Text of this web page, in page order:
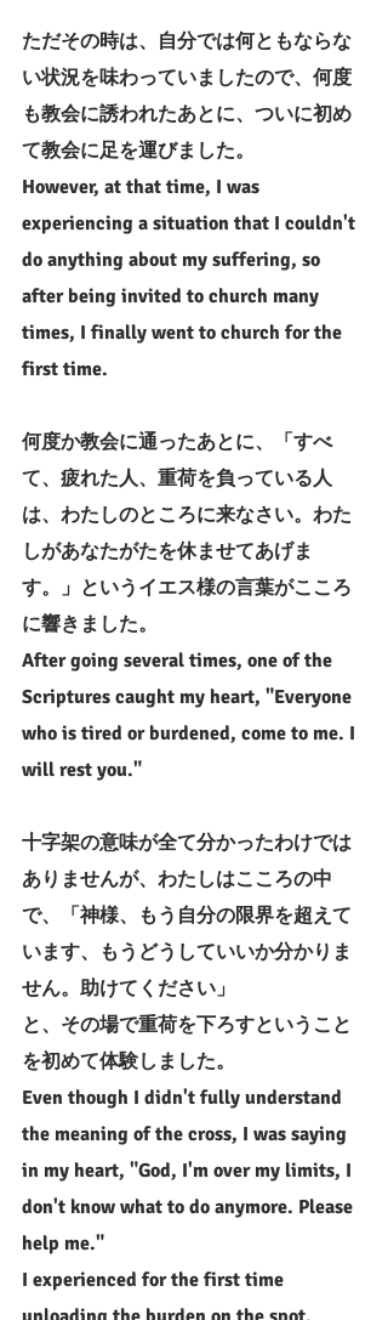
ただその時は、自分では何ともならな
い状況を味わっていましたので、何度
も教会に誘われたあとに、ついに初め
て教会に足を運びました。
However, at that time, I was
experiencing a situation that I couldn't
do anything about my suffering, so
after being invited to church many
times, I finally went to church for the
first time.
何度か教会に通ったあとに、「すべ
て、疲れた人、重荷を負っている人
は、わたしのところに来なさい。わた
しがあなたがたを休ませてあげま
す。」というイエス様の言葉がこころ
に響きました。
After going several times, one of the
Scriptures caught my heart, "Everyone
who is tired or burdened, come to me. I
will rest you."
十字架の意味が全て分かったわけでは
ありませんが、わたしはこころの中
で、「神様、もう自分の限界を超えて
います、もうどうしていいか分かりま
せん。助けてください」
と、その場で重荷を下ろすということ
を初めて体験しました。
Even though I didn't fully understand
the meaning of the cross, I was saying
in my heart, "God, I'm over my limits, I
don't know what to do anymore. Please
help me."
I experienced for the first time